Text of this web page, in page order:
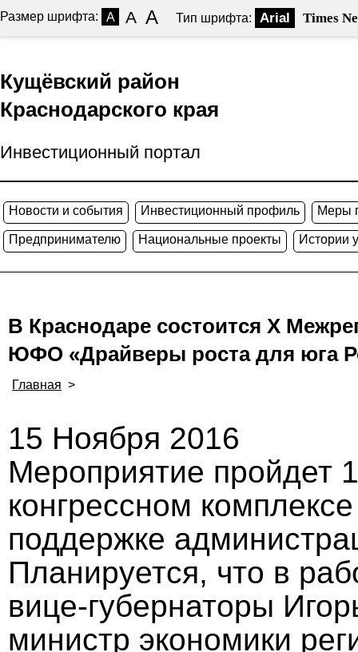
Размер шрифта: A A A Тип шрифта: Arial Times
Кущёвский район
Краснодарского края
Инвестиционный портал
Новости и события Инвестиционный профиль Меры
Предпринимателю Национальные проекты Истории
В Краснодаре состоится Х
ЮФО «Драйверы роста для юга
Главная >
15 Ноября 2016
Мероприятие пройдет
конгрессном
поддержке
Планируется, что в
вице-губернаторы
министр экономики